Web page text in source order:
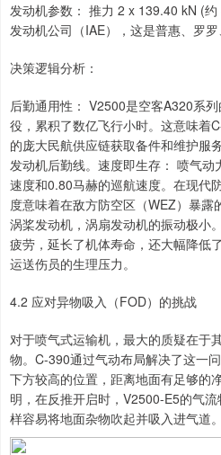
发动机参数： 推力 2 x 139.40 kN (
发动机公司（IAE），这是普惠、罗罗
决策逻辑分析：
后勤通用性： V2500是空客A320系
役，累积了数亿飞行小时。这意味着
的庞大民航供应链获取备件和维护服
发动机后勤线。速度即生存： 喷气
速度和0.80马赫的巡航速度。在现代
度意味着在敌方防空区（WEZ）暴
涡桨发动机，涡扇发动机的振动极小
疲劳，延长了机体寿命，还大幅降低
运送伤员的生理压力。
4.2 应对异物吸入（FOD）的挑战
对于喷气式运输机，最大的质疑在于
物。C-390通过气动布局解决了这一
下方较高的位置，距离地面有足够的
明，在反推开启时，V2500-E5的气
样容易将地面杂物吹起并吸入进气道。